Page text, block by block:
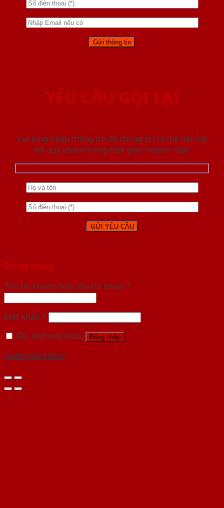
YÊU CẦU GỌI LẠI
Vui lòng nhập thông tin để chúng tôi có thể liên hệ
với quý khách trong thời gian nhanh nhất.
Đăng nhập
Tên tài khoản hoặc địa chỉ email *
Mật khẩu *
Ghi nhớ mật khẩu
Đăng nhập
Quên mật khẩu?